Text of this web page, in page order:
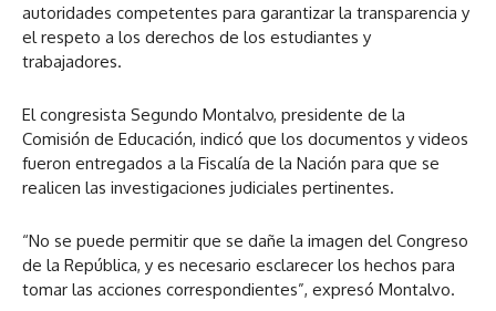
autoridades competentes para garantizar la transparencia y
el respeto a los derechos de los estudiantes y
trabajadores.
El congresista Segundo Montalvo, presidente de la
Comisión de Educación, indicó que los documentos y videos
fueron entregados a la Fiscalía de la Nación para que se
realicen las investigaciones judiciales pertinentes.
“No se puede permitir que se dañe la imagen del Congreso
de la República, y es necesario esclarecer los hechos para
tomar las acciones correspondientes”, expresó Montalvo.